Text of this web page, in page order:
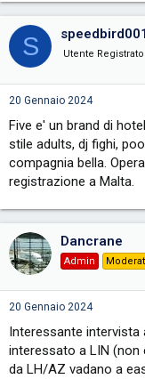
S speedbird001
Utente Registrato
20 Gennaio 2024
Five e' un brand di
stile adults, dj fighi,
compagnia bella.
registrazione a Malta.
Dancrane
Admin
20 Gennaio 2024
Interessante intervista
interessato a LIN (non
da LH/AZ vadano a